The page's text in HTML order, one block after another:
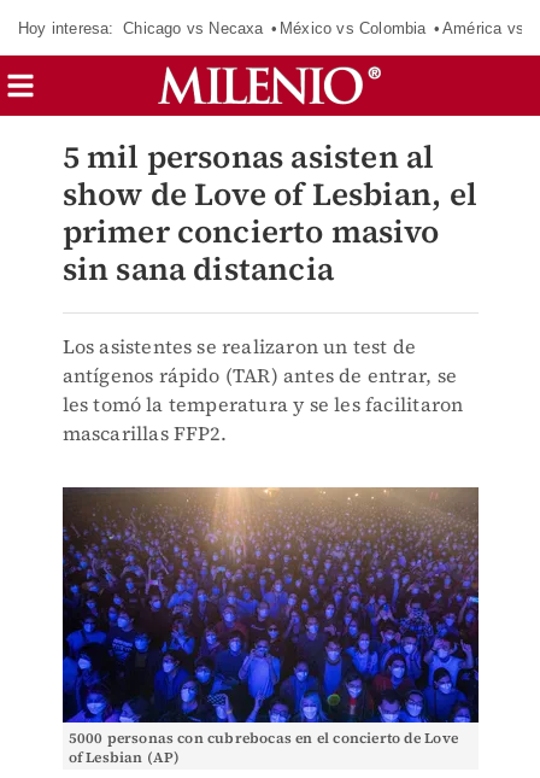
Hoy interesa: Chicago vs Necaxa México vs Colombia América vs
5 mil personas asisten al
show de Love of Lesbian, el
primer concierto masivo
sin sana distancia
Los asistentes se realizaron un test de
antígenos rápido (TAR) antes de entrar, se
les tomó la temperatura y se les facilitaron
mascarillas FFP2.
5000 personas con cubrebocas en el concierto de Love
of Lesbian (AP)